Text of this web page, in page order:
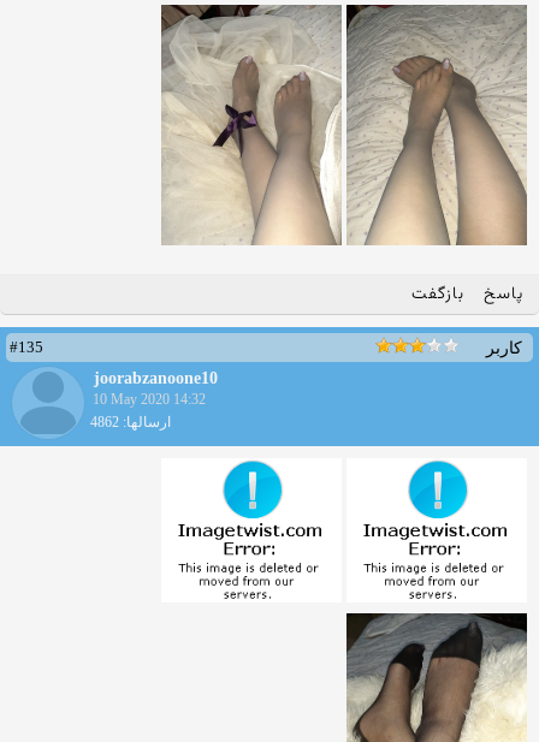
پاسخ بازگفت
کاربر
#135
joorabzanoone10
10 May 2020 14:32
ارسالها: 4862